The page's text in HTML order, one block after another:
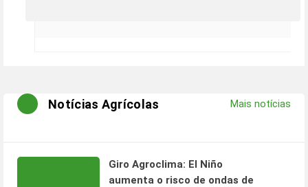
Notícias Agrícolas Mais notícias
Giro Agroclima: El Niño
aumenta o risco de ondas de